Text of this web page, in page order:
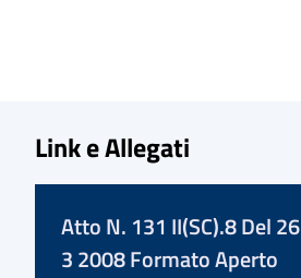
Link e Allegati
Atto N. 131 II(SC).8 Del 26
3 2008 Formato Aperto